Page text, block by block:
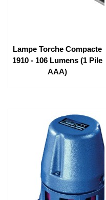
Lampe Torche Compacte
1910 - 106 Lumens (1 Pile
AAA)